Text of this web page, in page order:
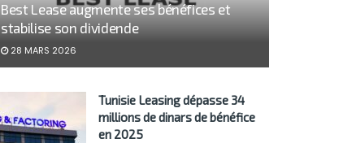
Best Lease augmente ses bénéfices et
stabilise son dividende
28 MARS 2026
Tunisie Leasing dépasse 34
millions de dinars de bénéfice
en 2025